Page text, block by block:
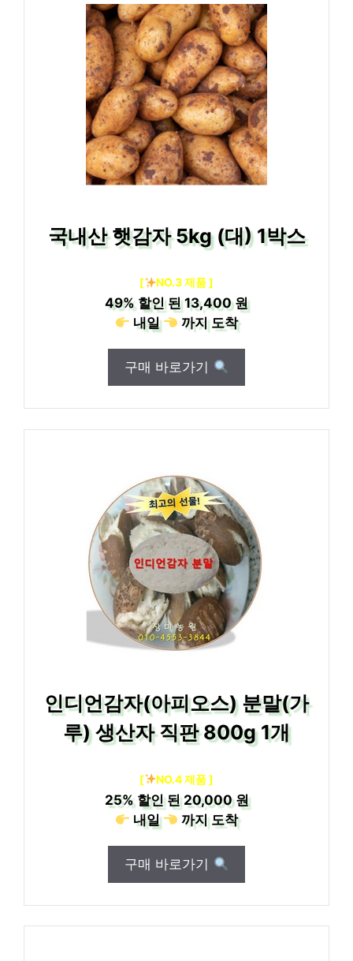
국내산 햇감자 5kg (대) 1박스
[ NO.3 제품 ]
49%할인 된13,400 원
내일
까지도착
구매 바로가기
인디언감자(아피오스) 분말(가
루) 생산자 직판 800g 1개
[ NO.4 제품 ]
25%할인 된20,000 원
내일
까지도착
구매 바로가기